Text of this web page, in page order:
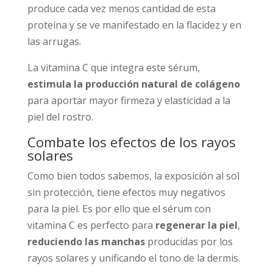
produce cada vez menos cantidad de esta
proteína y se ve manifestado en la flacidez y en
las arrugas.
La vitamina C que integra este sérum,
estimula la producción natural de colágeno
para aportar mayor firmeza y elasticidad a la
piel del rostro.
Combate los efectos de los rayos
solares
Como bien todos sabemos, la exposición al sol
sin protección, tiene efectos muy negativos
para la piel. Es por ello que el sérum con
vitamina C es perfecto para regenerar la piel,
reduciendo las manchasproducidas por los
rayos solares y unificando el tono de la dermis.